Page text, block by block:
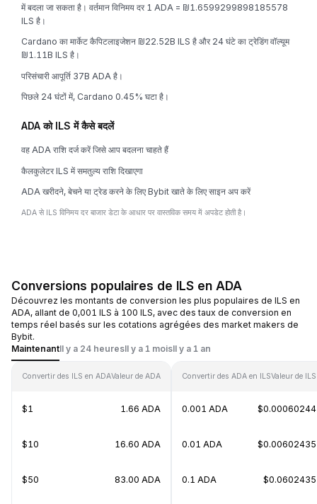
में बदला जा सकता है। वर्तमान विनिमय दर 1 ADA = ₪1.6599299898185578
ILS है।
Cardano का मार्केट कैपिटलाइजेशन ₪22.52B ILS है और 24 घंटे का ट्रेडिंग वॉल्यूम
₪1.11B ILS है।
परिसंचारी आपूर्ति 37B ADA है।
पिछले 24 घंटों में, Cardano 0.45% घटा है।
ADA को ILS में कैसे बदलें
वह ADA राशि दर्ज करें जिसे आप बदलना चाहते हैं
कैलकुलेटर ILS में समतुल्य राशि दिखाएगा
ADA खरीदने, बेचने या ट्रेड करने के लिए Bybit खाते के लिए साइन अप करें
ADA से ILS विनिमय दर बाजार डेटा के आधार पर वास्तविक समय में अपडेट होती है।
Conversions populaires de ILS en ADA
Découvrez les montants de conversion les plus populaires de ILS en
ADA, allant de 0,001 ILS à 100 ILS, avec des taux de conversion en
temps réel basés sur les cotations agrégées des market makers de
Bybit.
MaintenantIl y a 24 heuresIl y a 1 moisIl y a 1 an
Convertir des ILS en ADAValeur de ADA
$1 1.66 ADA
$10 16.60 ADA
$50 83.00 ADA
Convertir des ADA en ILSValeur de ILS
0.001 ADA $0.00060244
0.01 ADA $0.00602435
0.1 ADA $0.0602435